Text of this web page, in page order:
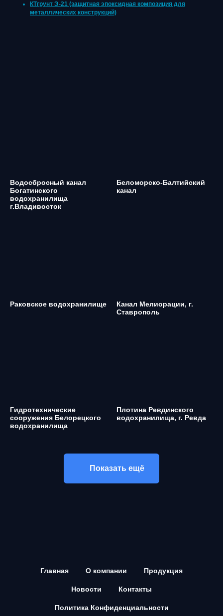
КТгрунт Э-21 (защитная эпоксидная композиция для
металлических конструкций)
Водосбросный канал
Богатинского
водохранилища
г.Владивосток
Беломорско-Балтийский
канал
Раковское водохранилище
Канал Мелиорации, г.
Ставрополь
Гидротехнические
сооружения Белорецкого
водохранилища
Плотина Ревдинского
водохранилища, г. Ревда
Показать ещё
Главная О компании Продукция
Новости Контакты
Политика Конфиденциальности